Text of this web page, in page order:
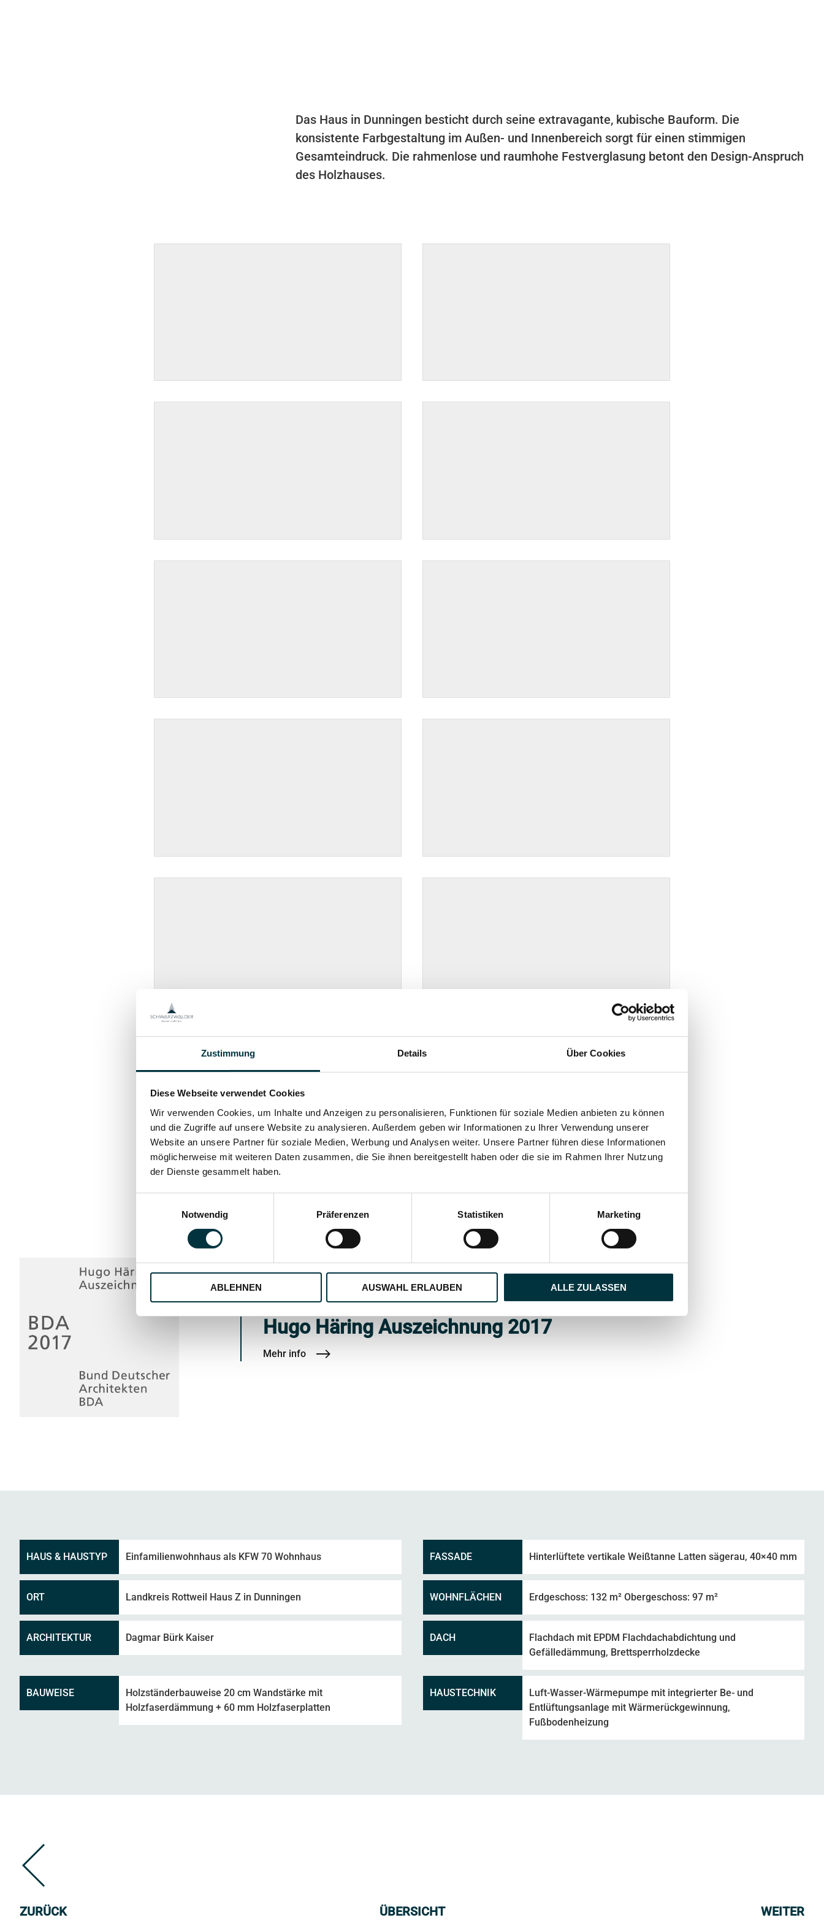
Zustimmung Details Über Cookies
Diese Webseite verwendet Cookies
Wir verwenden Cookies, um Inhalte und Anzeigen zu personalisieren, Funktionen für soziale Medien anbieten zu können
und die Zugriffe auf unsere Website zu analysieren. Außerdem geben wir Informationen zu Ihrer Verwendung unserer
Website an unsere Partner für soziale Medien, Werbung und Analysen weiter. Unsere Partner führen diese Informationen
möglicherweise mit weiteren Daten zusammen, die Sie ihnen bereitgestellt haben oder die sie im Rahmen Ihrer Nutzung
der Dienste gesammelt haben.
Notwendig
Präferenzen Statistiken Marketing
ABLEHNEN AUSWAHL ERLAUBEN ALLE ZULASSEN
Das Haus in Dunningen besticht durch seine extravagante, kubische Bauform. Die
konsistente Farbgestaltung im Außen- und Innenbereich sorgt für einen stimmigen
Gesamteindruck. Die rahmenlose und raumhohe Festverglasung betont den Design-Anspruch
des Holzhauses.
Hugo Häring Auszeichnung 2017
Mehr info
HAUS & HAUSTYP Einfamilienwohnhaus als KFW 70 Wohnhaus FASSADE Hinterlüftete vertikale Weißtanne Latten sägerau, 40×40 mm
ORT Landkreis Rottweil Haus Z in Dunningen WOHNFLÄCHEN Erdgeschoss: 132 m² Obergeschoss: 97 m²
ARCHITEKTUR Dagmar Bürk Kaiser DACH
Flachdach mit EPDM Flachdachabdichtung und
Gefälledämmung, Brettsperrholzdecke
BAUWEISE
Holzständerbauweise 20 cm Wandstärke mit
Holzfaserdämmung + 60 mm Holzfaserplatten
HAUSTECHNIK
Luft-Wasser-Wärmepumpe mit integrierter Be- und
Entlüftungsanlage mit Wärmerückgewinnung,
Fußbodenheizung
ZURÜCK ÜBERSICHT WEITER